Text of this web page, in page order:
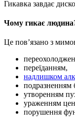
Гикавка завдає
Чому гикає
Це пов’язано з
переїданням,
надлишком
подразненням
утворенням
ураженням
порушення